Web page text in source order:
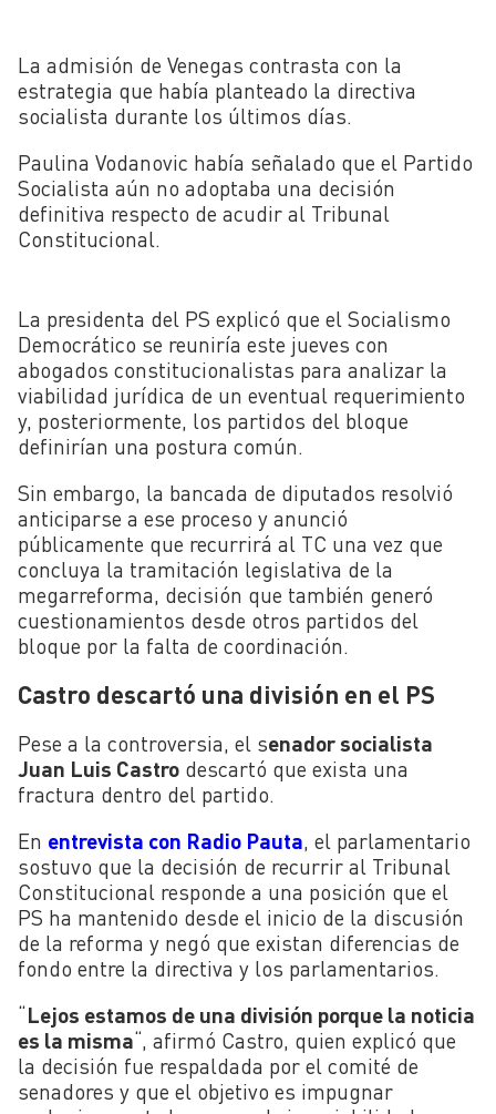
La admisión de Venegas contrasta con la
estrategia que había planteado la directiva
socialista durante los últimos días.
Paulina Vodanovic había señalado que el Partido
Socialista aún no adoptaba una decisión
definitiva respecto de acudir al Tribunal
Constitucional.
La presidenta del PS explicó que el Socialismo
Democrático se reuniría este jueves con
abogados constitucionalistas para analizar la
viabilidad jurídica de un eventual requerimiento
y, posteriormente, los partidos del bloque
definirían una postura común.
Sin embargo, la bancada de diputados resolvió
anticiparse a ese proceso y anunció
públicamente que recurrirá al TC una vez que
concluya la tramitación legislativa de la
megarreforma, decisión que también generó
cuestionamientos desde otros partidos del
bloque por la falta de coordinación.
Castro descartó una división en el PS
Pese a la controversia, el senador socialista
Juan Luis Castro descartó que exista una
fractura dentro del partido.
En entrevista con Radio Pauta, el parlamentario
sostuvo que la decisión de recurrir al Tribunal
Constitucional responde a una posición que el
PS ha mantenido desde el inicio de la discusión
de la reforma y negó que existan diferencias de
fondo entre la directiva y los parlamentarios.
“Lejos estamos de una división porque la noticia
es la misma“, afirmó Castro, quien explicó que
la decisión fue respaldada por el comité de
senadores y que el objetivo es impugnar